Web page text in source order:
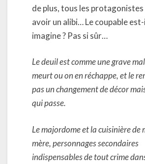
de plus, tous les
avoir un alibi… Le coupable est-
imagine ? Pas si sûr…
Le deuil est comme une grave
meurt ou on en réchappe, et le
pas un changement de décor
qui passe.
Le majordome et la cuisinière de
mère, personnages secondaires
indispensables de tout crime